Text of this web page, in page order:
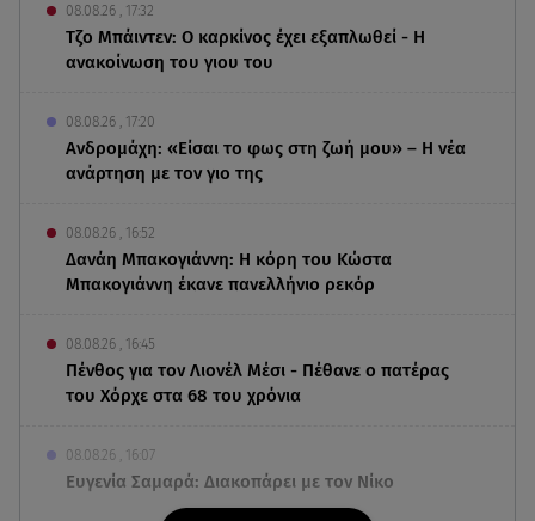
08.08.26 , 17:32
Τζο Μπάιντεν: Ο καρκίνος έχει εξαπλωθεί - Η
ανακοίνωση του γιου του
08.08.26 , 17:20
Ανδρομάχη: «Είσαι το φως στη ζωή μου» – Η νέα
ανάρτηση με τον γιο της
08.08.26 , 16:52
Δανάη Μπακογιάννη: Η κόρη του Κώστα
Μπακογιάννη έκανε πανελλήνιο ρεκόρ
08.08.26 , 16:45
Πένθος για τον Λιονέλ Μέσι - Πέθανε ο πατέρας
του Χόρχε στα 68 του χρόνια
08.08.26 , 16:07
Ευγενία Σαμαρά: Διακοπάρει με τον Νίκο
Μουτσινά - Πού βρίσκονται;